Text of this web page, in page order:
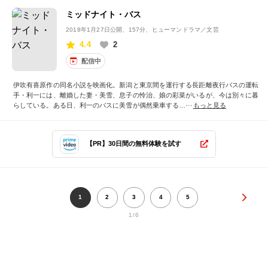
ミッドナイト・バス
2018年1月27日公開 、157分、ヒューマンドラマ／文芸
4.4 2
配信中
伊吹有喜原作の同名小説を映画化。新潟と東京間を運行する長距離夜行バスの運転
手・利一には、離婚した妻・美雪、息子の怜治、娘の彩菜がいるが、今は別々に暮
らしている。ある日、利一のバスに美雪が偶然乗車する…··· もっと見る
【PR】30日間の無料体験を試す
1 2 3 4 5
1/6